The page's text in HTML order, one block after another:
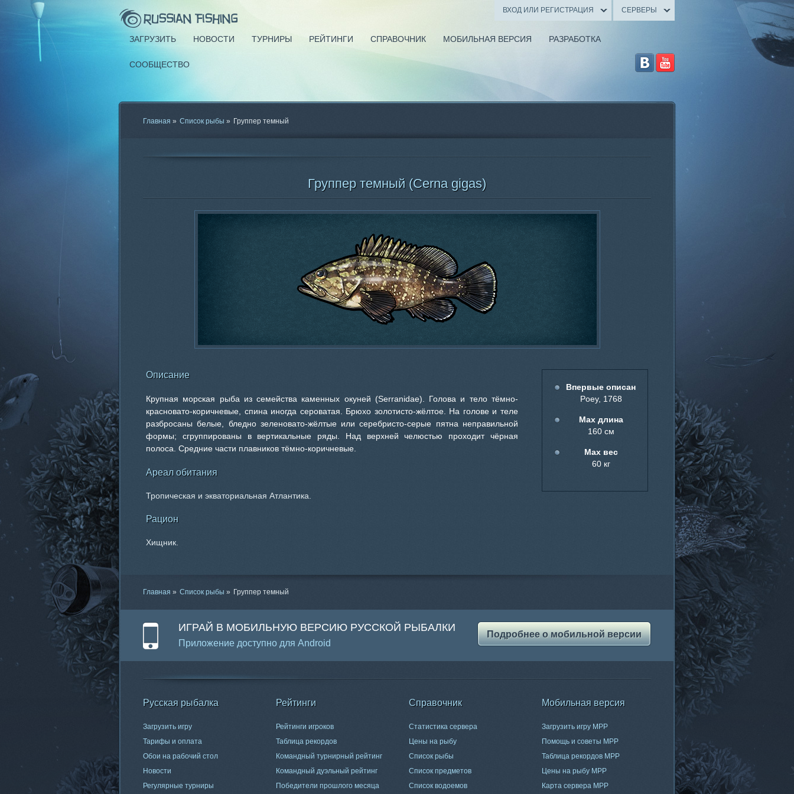
СЕРВЕРЫ
ВХОД ИЛИ РЕГИСТРАЦИЯ
ЗАГРУЗИТЬ НОВОСТИ ТУРНИРЫ РЕЙТИНГИ СПРАВОЧНИК МОБИЛЬНАЯ ВЕРСИЯ РАЗРАБОТКА
СООБЩЕСТВО
Главная » Список рыбы » Группер темный
Группер темный (Cerna gigas)
Впервые описан
Poey, 1768
Мах длина
160 см
Мах вес
60 кг
Описание
Крупная морская рыба из семейства каменных окуней (Serranidae). Голова и тело тёмно-
красновато-коричневые, спина иногда сероватая. Брюхо золотисто-жёлтое. На голове и теле
разбросаны белые, бледно зеленовато-жёлтые или серебристо-серые пятна неправильной
формы; сгруппированы в вертикальные ряды. Над верхней челюстью проходит чёрная
полоса. Средние части плавников тёмно-коричневые.
Ареал обитания
Тропическая и экваториальная Атлантика.
Рацион
Хищник.
Главная » Список рыбы » Группер темный
ИГРАЙ В МОБИЛЬНУЮ ВЕРСИЮ РУССКОЙ РЫБАЛКИ
Приложение доступно для Android
Подробнее о мобильной версии
Русская рыбалка
Загрузить игру
Тарифы и оплата
Обои на рабочий стол
Новости
Регулярные турниры
Рейтинги
Рейтинги игроков
Таблица рекордов
Командный турнирный рейтинг
Командный дуэльный рейтинг
Победители прошлого месяца
Справочник
Статистика сервера
Цены на рыбу
Список рыбы
Список предметов
Список водоемов
Мобильная версия
Загрузить игру МРР
Помощь и советы МРР
Таблица рекордов МРР
Цены на рыбу МРР
Карта сервера МРР